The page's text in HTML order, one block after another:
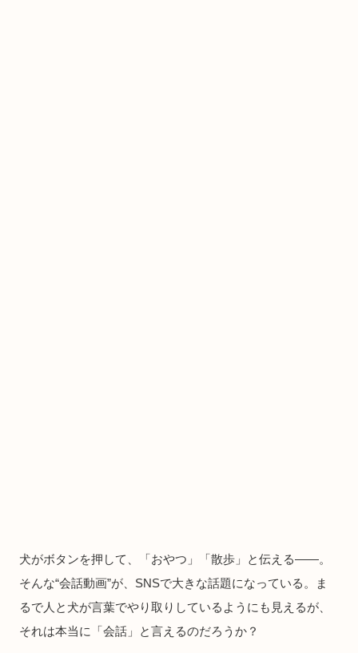
犬がボタンを押して、「おやつ」「散歩」と伝える――。
そんな“会話動画”が、SNSで大きな話題になっている。ま
るで人と犬が言葉でやり取りしているようにも見えるが、
それは本当に「会話」と言えるのだろうか？